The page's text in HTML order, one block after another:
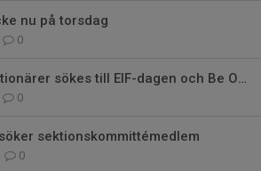
nu på torsdag
0
Viktigt: Funktionärer sökes till EIF-dagen och Be Out!
0
sektionskommittémedlem
0